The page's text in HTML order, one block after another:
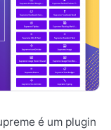
é um plugin